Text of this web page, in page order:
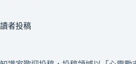
讀者投稿